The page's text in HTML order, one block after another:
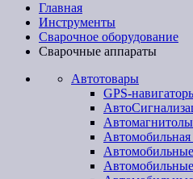
Главная
Инструменты
Сварочное оборудование
Сварочные аппараты
Автотовары
GPS-
Автомагнитолы
Автомобильная